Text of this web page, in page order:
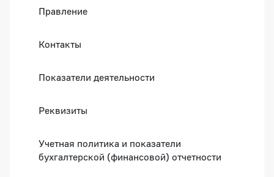
Правление
Контакты
Показатели деятельности
Реквизиты
Учетная политика и показатели
бухгалтерской (финансовой) отчетности